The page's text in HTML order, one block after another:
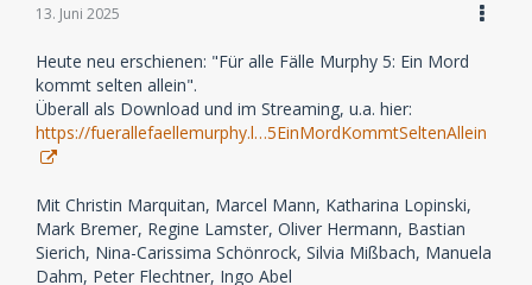
13. Juni 2025
Heute neu erschienen: "Für alle Fälle Murphy 5: Ein Mord
kommt selten allein".
Überall als Download und im Streaming, u.a. hier:
https://fuerallefaellemurphy.l…5EinMordKommtSeltenAllein
Mit Christin Marquitan, Marcel Mann, Katharina Lopinski,
Mark Bremer, Regine Lamster, Oliver Hermann, Bastian
Sierich, Nina-Carissima Schönrock, Silvia Mißbach, Manuela
Dahm, Peter Flechtner, Ingo Abel